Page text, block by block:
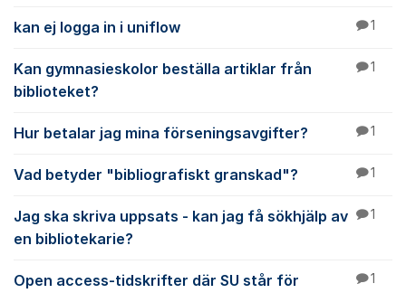
kan ej logga in i uniflow 1
Kan gymnasieskolor beställa artiklar från
biblioteket?
1
Hur betalar jag mina förseningsavgifter? 1
Vad betyder "bibliografiskt granskad"? 1
Jag ska skriva uppsats - kan jag få sökhjälp av
en bibliotekarie?
1
Open access-tidskrifter där SU står för
1